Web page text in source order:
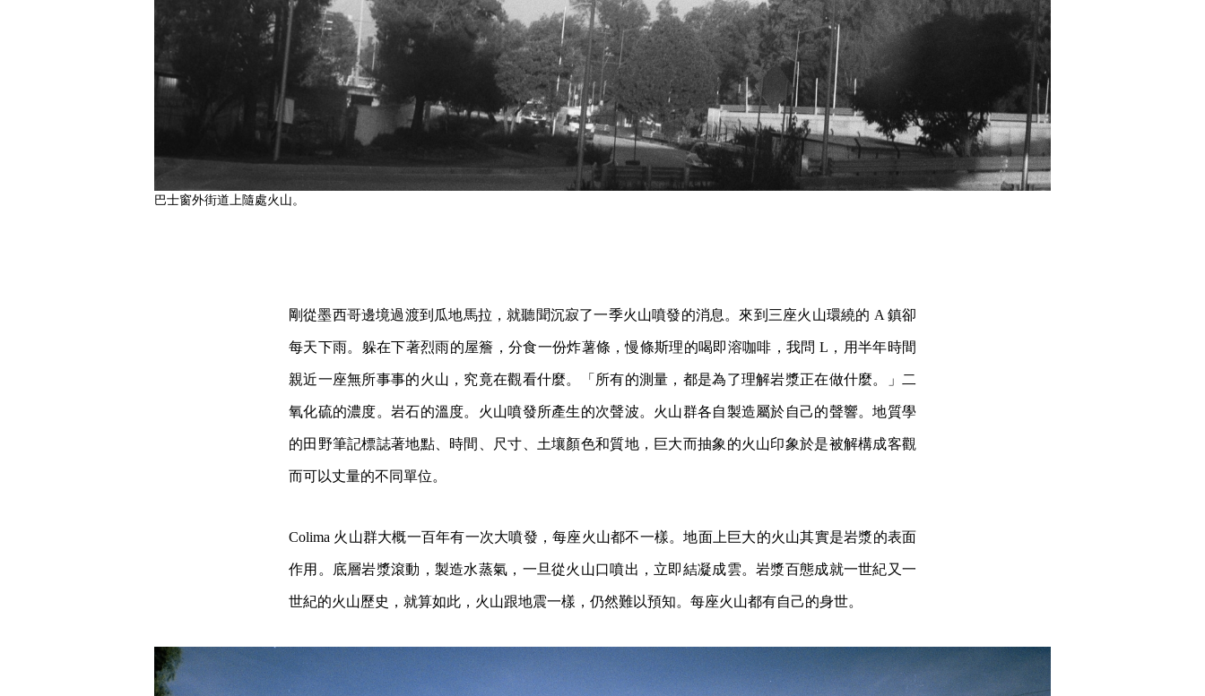
巴士窗外街道上隨處火山。
剛從墨西哥邊境過渡到瓜地馬拉，就聽聞沉寂了一季火山噴發的消息。來到三座火山環繞的 A 鎮卻
每天下雨。躲在下著烈雨的屋簷，分食一份炸薯條，慢條斯理的喝即溶咖啡，我問 L，用半年時間
親近一座無所事事的火山，究竟在觀看什麼。「所有的測量，都是為了理解岩漿正在做什麼。」二
氧化硫的濃度。岩石的溫度。火山噴發所產生的次聲波。火山群各自製造屬於自己的聲響。地質學
的田野筆記標誌著地點、時間、尺寸、土壤顏色和質地，巨大而抽象的火山印象於是被解構成客觀
而可以丈量的不同單位。
Colima 火山群大概一百年有一次大噴發，每座火山都不一樣。地面上巨大的火山其實是岩漿的表面
作用。底層岩漿滾動，製造水蒸氣，一旦從火山口噴出，立即結凝成雲。岩漿百態成就一世紀又一
世紀的火山歷史，就算如此，火山跟地震一樣，仍然難以預知。每座火山都有自己的身世。